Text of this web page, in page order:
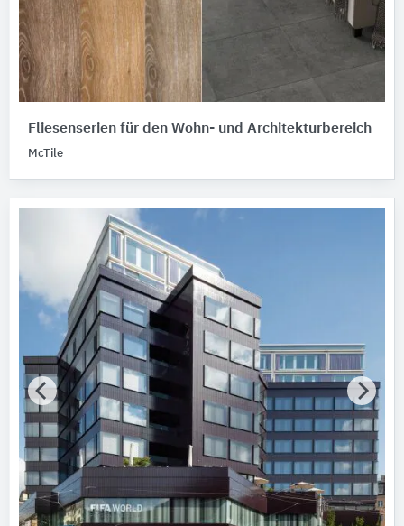
Fliesenserien für den Wohn- und Architekturbereich
McTile